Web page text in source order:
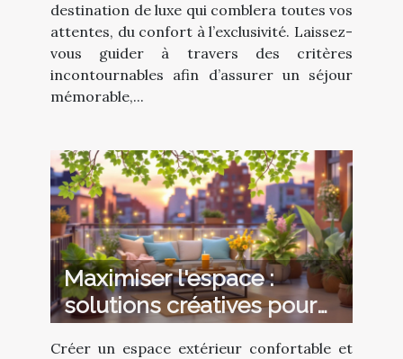
destination de luxe qui comblera toutes vos
attentes, du confort à l’exclusivité. Laissez-
vous guider à travers des critères
incontournables afin d’assurer un séjour
mémorable,...
Maximiser l'espace :
solutions créatives pour
petites terrasses
Créer un espace extérieur confortable et